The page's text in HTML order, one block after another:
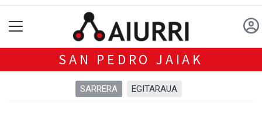
SAN PEDRO JAIAK
SARRERA EGITARAUA